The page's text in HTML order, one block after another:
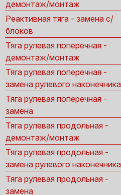
демонтаж/монтаж
Реактивная тяга - замена с/
блоков
Тяга рулевая поперечная -
демонтаж/монтаж
Тяга рулевая поперечная -
замена рулевого наконечника
Тяга рулевая поперечная -
замена
Тяга рулевая продольная -
демонтаж/монтаж
Тяга рулевая продольная -
замена рулевого наконечника
Тяга рулевая продольная -
замена